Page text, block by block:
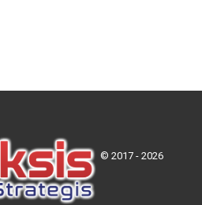
© 2017 - 2026